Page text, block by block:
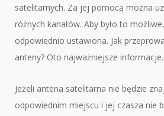
satelitarnych. Za jej pomocą można
różnych kanałów. Aby było to
odpowiednio ustawiona. Jak
anteny? Oto najważniejsze informacje.
Jeżeli antena satelitarna nie będzie
odpowiednim miejscu i jej czasza nie